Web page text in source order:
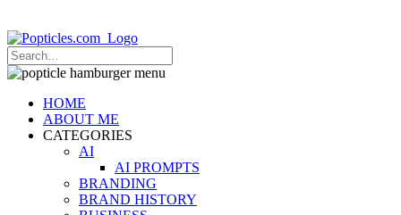
Popticles.com
HOME
ABOUT ME
CATEGORIES
AI
AI PROMPTS
BRANDING
BRAND HISTORY